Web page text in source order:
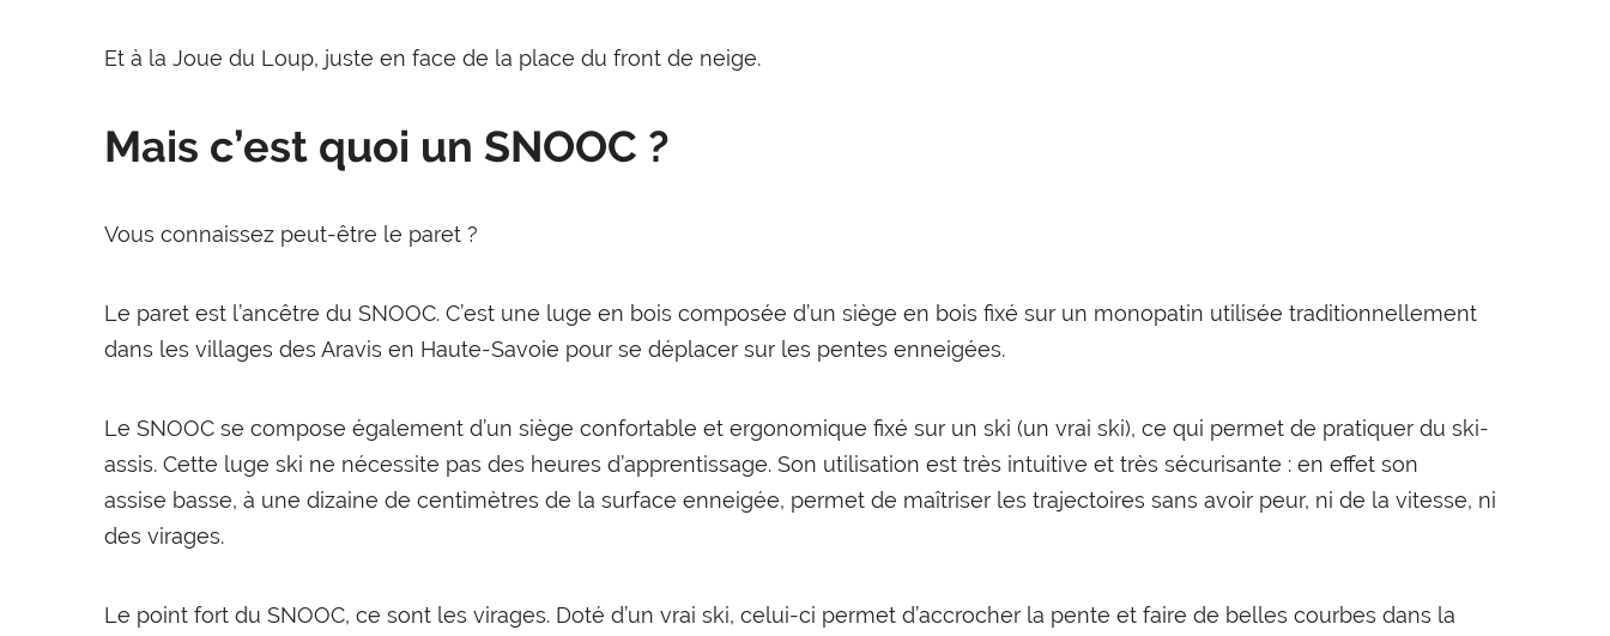
Et à la Joue du Loup, juste en face de la place du front de neige.
Mais c’est quoi un SNOOC ?
Vous connaissez peut-être le paret ?
Le paret est l’ancêtre du SNOOC. C’est une luge en bois composée d’un siège en bois fixé sur un monopatin utilisée traditionnellement
dans les villages des Aravis en Haute-Savoie pour se déplacer sur les pentes enneigées.
Le SNOOC se compose également d’un siège confortable et ergonomique fixé sur un ski (un vrai ski), ce qui permet de pratiquer du ski-
assis. Cette luge ski ne nécessite pas des heures d’apprentissage. Son utilisation est très intuitive et très sécurisante : en effet son
assise basse, à une dizaine de centimètres de la surface enneigée, permet de maîtriser les trajectoires sans avoir peur, ni de la vitesse, ni
des virages.
Le point fort du SNOOC, ce sont les virages. Doté d’un vrai ski, celui-ci permet d’accrocher la pente et faire de belles courbes dans la